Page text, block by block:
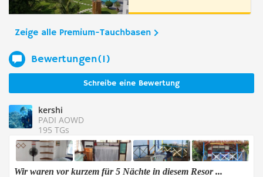
Zeige alle Premium-Tauchbasen
Bewertungen(1)
Schreibe eine Bewertung
kershi
PADI AOWD
195 TGs
Wir waren vor kurzem für 5 Nächte in diesem Resor ...